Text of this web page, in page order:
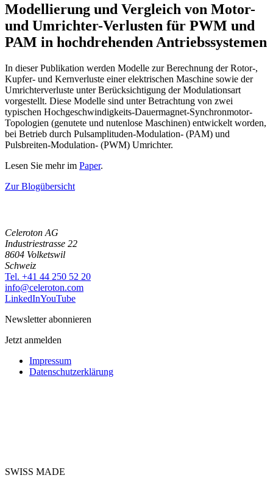
Modellierung und Vergleich von Motor-
und Umrichter-Verlusten für PWM und
PAM in hochdrehenden Antriebssystemen
In dieser Publikation werden Modelle zur Berechnung der Rotor-,
Kupfer- und Kernverluste einer elektrischen Maschine sowie der
Umrichterverluste unter Berücksichtigung der Modulationsart
vorgestellt. Diese Modelle sind unter Betrachtung von zwei
typischen Hochgeschwindigkeits-Dauermagnet-Synchronmotor-
Topologien (genutete und nutenlose Maschinen) entwickelt worden,
bei Betrieb durch Pulsamplituden-Modulation- (PAM) und
Pulsbreiten-Modulation- (PWM) Umrichter.
Lesen Sie mehr im Paper.
Zur Blogübersicht
Celeroton AG
Industriestrasse 22
8604 Volketswil
Schweiz
Tel. +41 44 250 52 20
moc.notorelec@ofni
LinkedInYouTube
Newsletter abonnieren
Jetzt anmelden
Impressum
Datenschutzerklärung
SWISS MADE